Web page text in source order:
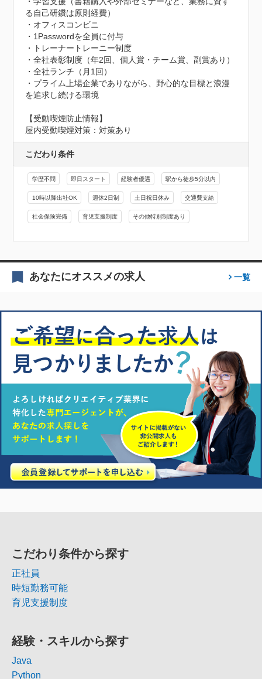
る自己研鑽は原則経費）
・オフィスコンビニ
・1Passwordを全員に付与
・トレーナートレーニー制度
・全社表彰制度（年2回、個人賞・チーム賞、副賞あり）
・全社ランチ（月1回）
・プライム上場企業でありながら、野心的な目標と浪漫
を追求し続ける環境
【受動喫煙防止情報】
屋内受動喫煙対策：対策あり
こだわり条件
学歴不問 即日スタート 経験者優遇 駅から徒歩5分以内
10時以降出社OK 週休2日制 土日祝日休み 交通費支給
社会保険完備 育児支援制度 その他特別制度あり
あなたにオススメの求人 一覧
こだわり条件から探す
正社員
時短勤務可能
育児支援制度
経験・スキルから探す
Java
Python